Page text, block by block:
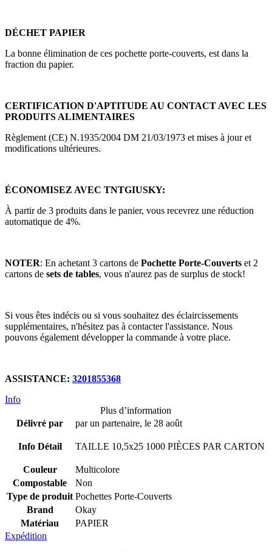
DÉCHET PAPIER
La bonne élimination de ces pochette porte-couverts, est dans la
fraction du papier.
CERTIFICATION D'APTITUDE AU CONTACT AVEC LES
PRODUITS ALIMENTAIRES
Règlement (CE) N.1935/2004 DM 21/03/1973 et mises à jour et
modifications ultérieures.
ÉCONOMISEZ AVEC TNTGIUSKY:
À partir de 3 produits dans le panier, vous recevrez une réduction
automatique de 4%.
NOTER: En achetant 3 cartons de Pochette Porte-Couverts et 2
cartons de sets de tables, vous n'aurez pas de surplus de stock!
Si vous êtes indécis ou si vous souhaitez des éclaircissements
supplémentaires, n'hésitez pas à contacter l'assistance. Nous
pouvons également développer la commande à votre place.
ASSISTANCE: 3201855368
Info
Plus d’information
Délivré par
par un partenaire, le 28 août
Info Détail TAILLE 10,5x25 1000 PIÈCES PAR CARTON
Couleur
Multicolore
Compostable
Non
Type de produit Pochettes Porte-Couverts
Brand
Okay
Matériau
PAPIER
Expédition